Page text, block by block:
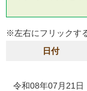
※左右にフリックす
日付
令和08年07月21日